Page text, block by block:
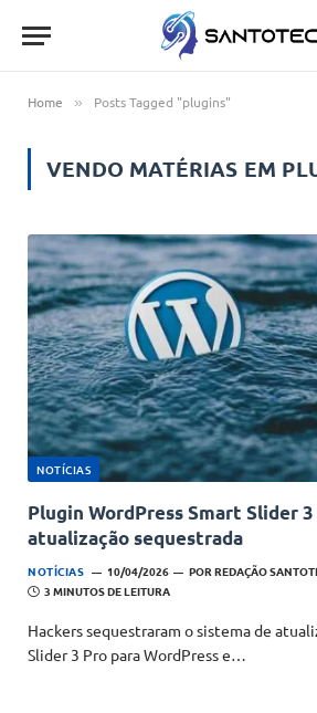
Home » Posts Tagged "plugins"
VENDO MATÉRIAS EM
NOTÍCIAS
Plugin WordPress Smart Slider
atualização sequestrada
NOTÍCIAS 10/04/2026 POR REDAÇÃO
3 MINUTOS DE LEITURA
Hackers sequestraram o sistema de
Slider 3 Pro para WordPress e…